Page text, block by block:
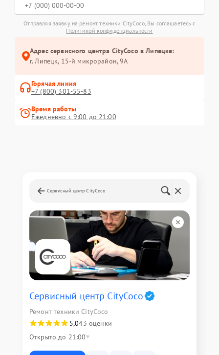
Отправляя заявку на ремонт техники CityCoco, Вы соглашаетесь с
Политикой конфиденциальности
Адрес сервисного центра CityCoco в Липецке:
г. Липецк, 15-й микрорайон, 9А
Горячая линия
+7 (800) 301-55-83
Время работы
Ежедневно с 9:00 до 21:00
Сервисный центр CityCoco
Сервисный центр CityCoco
Ремонт техники CityCoco
5,043 оценки
Открыто до 21:00